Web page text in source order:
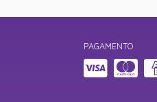
PAGAMENTO